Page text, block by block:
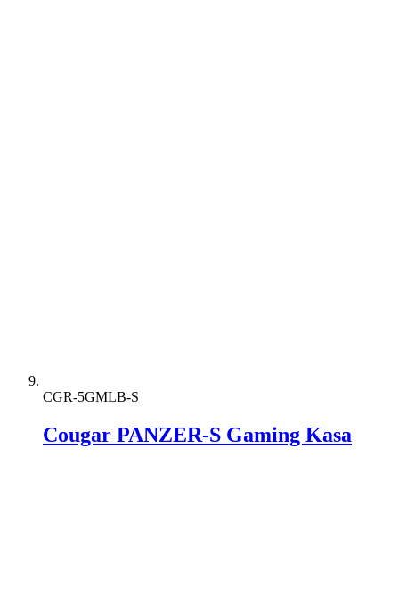
CGR-5GMLB-S
Cougar PANZER-S Gaming Kasa